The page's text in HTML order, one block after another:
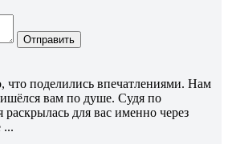
Отправить
поделились впечатлениями. Нам
вам по душе. Судя по
для вас именно через
...